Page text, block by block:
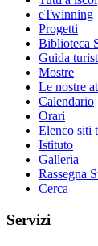
eTwinning
Progetti
Biblioteca
Guida
Mostre
Le nostre
Calendario
Orari
Elenco siti
Istituto
Galleria
Rassegna
Cerca
Servizi